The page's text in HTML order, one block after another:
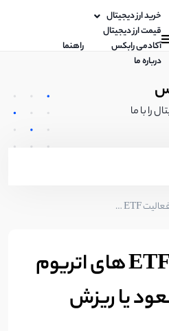
خرید ارز دیجیتال
قیمت ارز دیجیتال
آکادمی رابکس
راهنما
درباره ما
را با ما
شروع فعالیت ETF های اتریوم از 23 جولای |صعود یا ریزش اتریوم؟
شروع فعالیت ETF های اتریوم
|صعود یا ریزش